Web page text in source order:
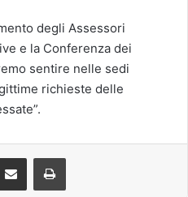
degli Assessori
e la Conferenza dei
sentire nelle sedi
richieste delle